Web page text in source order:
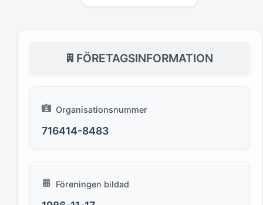
FÖRETAGSINFORMATION
Organisationsnummer
716414-8483
Föreningen bildad